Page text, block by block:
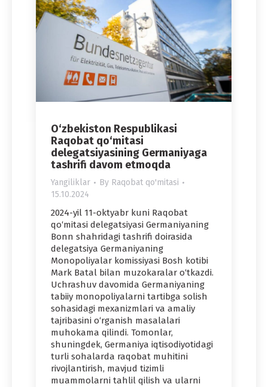
O‘zbekiston Respublikasi
Raqobat qo‘mitasi
delegatsiyasining Germaniyaga
tashrifi davom etmoqda
Yangiliklar By Raqobat qo'mitasi
15.10.2024
2024-yil 11-oktyabr kuni Raqobat
qo‘mitasi delegatsiyasi Germaniyaning
Bonn shahridagi tashrifi doirasida
delegatsiya Germaniyaning
Monopoliyalar komissiyasi Bosh kotibi
Mark Batal bilan muzokaralar o‘tkazdi.
Uchrashuv davomida Germaniyaning
tabiiy monopoliyalarni tartibga solish
sohasidagi mexanizmlari va amaliy
tajribasini o‘rganish masalalari
muhokama qilindi. Tomonlar,
shuningdek, Germaniya iqtisodiyotidagi
turli sohalarda raqobat muhitini
rivojlantirish, mavjud tizimli
muammolarni tahlil qilish va ularni